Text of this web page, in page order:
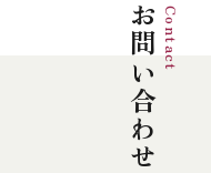
お問い合わせContact